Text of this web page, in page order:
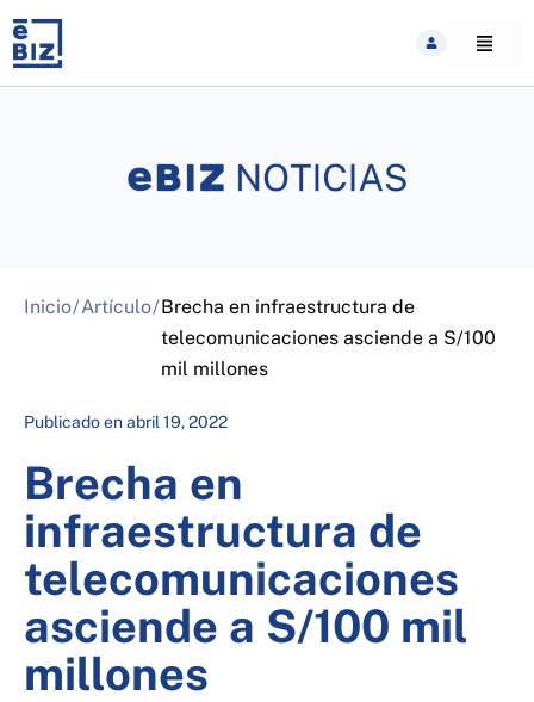
content
Inicio/Artículo/Brecha en infraestructura de
telecomunicaciones asciende a S/100
mil millones
Publicado enabril 19, 2022
Brecha en
infraestructura de
telecomunicaciones
asciende a S/100 mil
millones